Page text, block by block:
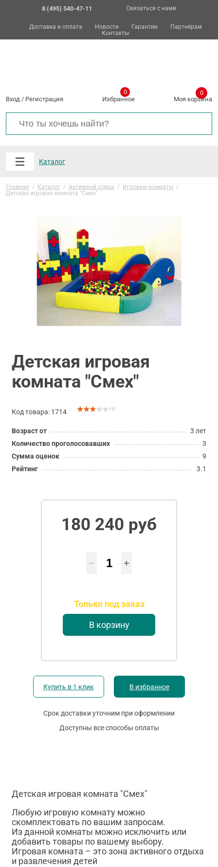
8 (495) 540-47-11 Связаться с нами
Доставка и оплата Новости Гарантии
Партнёрам
Контакты
Вход / Регистрация Избранное
0
Моя корзина
0
Каталог
Главная / Каталог / Активный отдых / Игровые комнаты /
Детская игровая комната "Смех"
Детская игровая
комната "Смех"
Код товара: 1714 ( 3 )
Возраст от
3 лет
Количество проголосовавших
3
Сумма оценок
9
Рейтинг
3.1
180 240 руб
Только под заказ
В корзину
Купить в 1 клик В избранное
Срок доставки уточним при оформлении
Доступны все способы оплаты
Детская игровая комната "Смех"
Любую игровую комнату можно
скомплектовать по вашим запросам.
Из данной комнаты можно исключить или
добавить товары по вашему выбору.
Игровая комната – это зона активного отдыха
и развлечения детей